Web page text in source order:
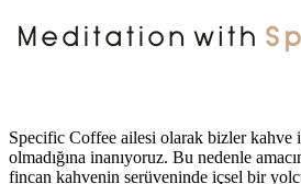
Specific Coffee ailesi olarak bizler kahve
olmadığına inanıyoruz. Bu nedenle
fincan kahvenin serüveninde içsel bir